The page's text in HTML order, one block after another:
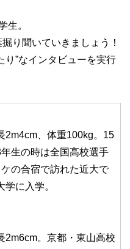
生。
り聞いていきましょう！
り”なインタビューを実行
2m4cm、体重100kg。15
生の時は全国高校選手
の合宿で訪れた近大で
に入学。
2m6cm。京都・東山高校